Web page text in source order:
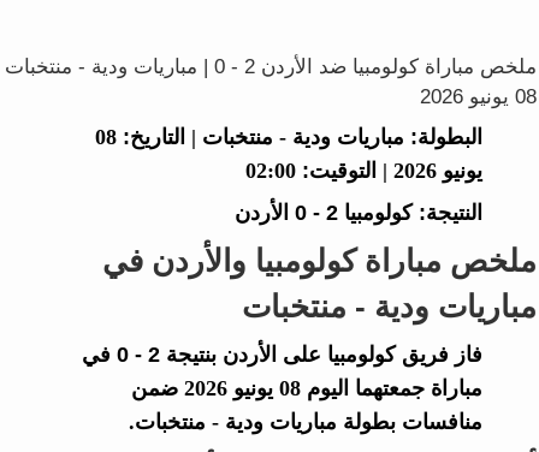
ملخص مباراة كولومبيا ضد الأردن 2 - 0 | مباريات ودية - منتخبات
08 يونيو 2026
البطولة: مباريات ودية - منتخبات | التاريخ: 08
يونيو 2026 |
التوقيت: 02:00
النتيجة: كولومبيا2 - 0 الأردن
ملخص مباراة كولومبيا والأردن في
مباريات ودية - منتخبات
فاز فريقكولومبيا على الأردن بنتيجة2 - 0
في
مباراة جمعتهما اليوم 08 يونيو 2026 ضمن
منافسات بطولة مباريات ودية - منتخبات.